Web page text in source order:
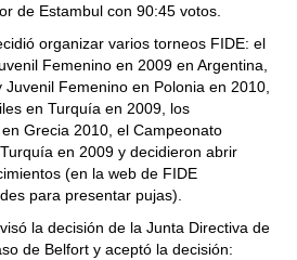
de Estambul con 90:45 votos.
organizar varios torneos FIDE: el
Femenino en 2009 en Argentina,
Femenino en Polonia en 2010,
en Turquía en 2009, los
Grecia 2010, el Campeonato
en 2009 y decidieron abrir
(en la web de FIDE
para presentar pujas).
la decisión de la Junta Directiva de
de Belfort y aceptó la decisión: